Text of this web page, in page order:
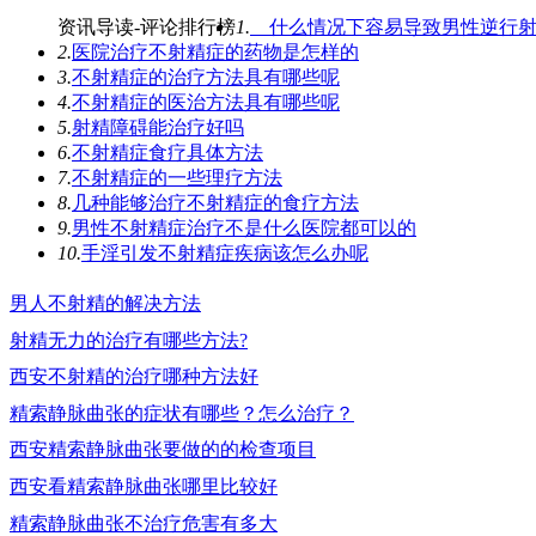
资讯导读-评论排行榜1. 什么情况下容易导致男性逆行
2.医院治疗不射精症的药物是怎样的
3.不射精症的治疗方法具有哪些呢
4.不射精症的医治方法具有哪些呢
5.射精障碍能治疗好吗
6.不射精症食疗具体方法
7.不射精症的一些理疗方法
8. 几种能够治疗不射精症的食疗方法
9.男性不射精症治疗不是什么医院都可以的
10.手淫引发不射精症疾病该怎么办呢
男人不射精的解决方法
射精无力的治疗有哪些方法?
西安不射精的治疗哪种方法好
精索静脉曲张的症状有哪些？怎么治疗？
西安精索静脉曲张要做的的检查项目
西安看精索静脉曲张哪里比较好
精索静脉曲张不治疗危害有多大